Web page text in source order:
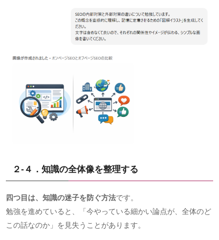
２-４．知識の全体像を整理する
四つ目は、知識の迷子を防ぐ方法です。
勉強を進めていると、「今やっている細かい論点が、全体のど
この話なのか」を見失うことがあります。